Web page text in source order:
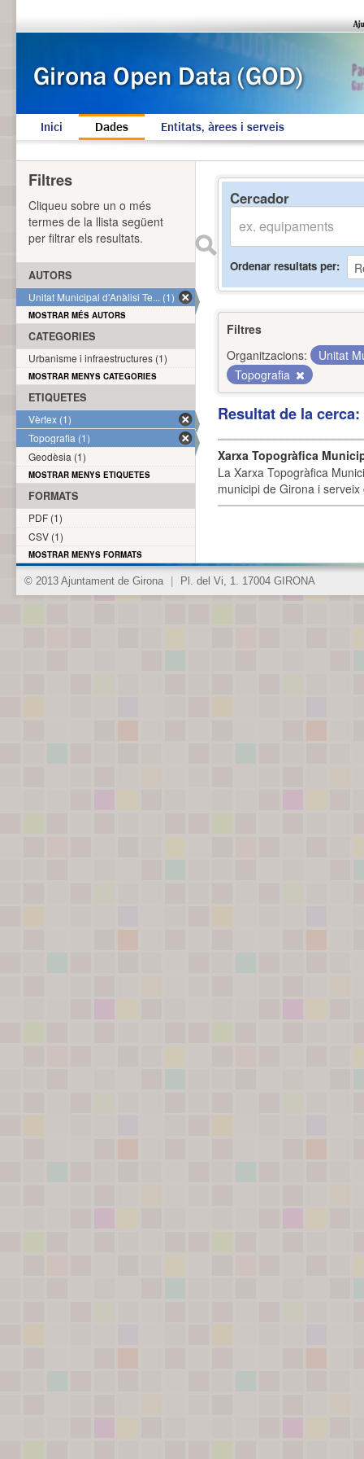
Inici Dades Entitats, àrees i serveis
Cercador
Ordenar resultats per
Filtres
Organitzacions:
Unitat
Topografia
Resultat de la
Xarxa Topogràfica
La Xarxa Topogràfica
municipi de Girona i
Filtres
Cliqueu sobre un o més
termes de la llista següent
per filtrar els resultats.
AUTORS
Unitat Municipal d'Anàlisi Te... (1)
MOSTRAR MÉS AUTORS
CATEGORIES
Urbanisme i infraestructures (1)
MOSTRAR MENYS CATEGORIES
ETIQUETES
Vèrtex (1)
Topografia (1)
Geodèsia (1)
MOSTRAR MENYS ETIQUETES
FORMATS
PDF (1)
CSV (1)
MOSTRAR MENYS FORMATS
© 2013 Ajuntament de Girona Pl. del Vi, 1. 17004 GIRONA